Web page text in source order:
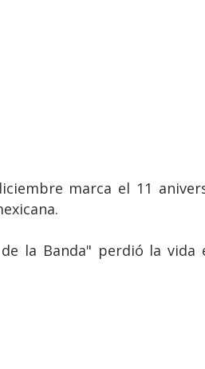
marca el 11
la Banda" perdió la